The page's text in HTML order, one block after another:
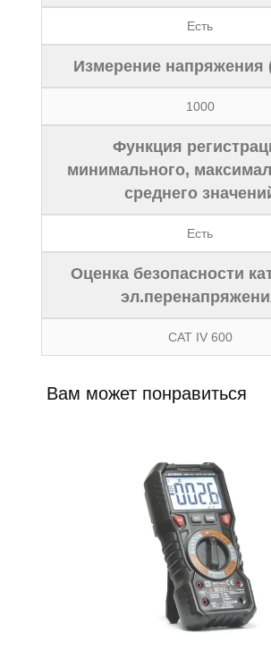
Есть
Измерение напряжения
1000
Функция
минимального,
среднего
Есть
Оценка безопасности
CAT IV 600
Вам может понравиться